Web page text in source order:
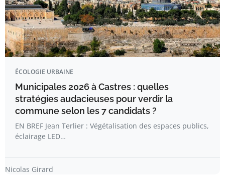
ÉCOLOGIE URBAINE
Municipales 2026 à Castres : quelles
stratégies audacieuses pour verdir la
commune selon les 7 candidats ?
EN BREF Jean Terlier : Végétalisation des espaces publics,
éclairage LED…
Nicolas Girard